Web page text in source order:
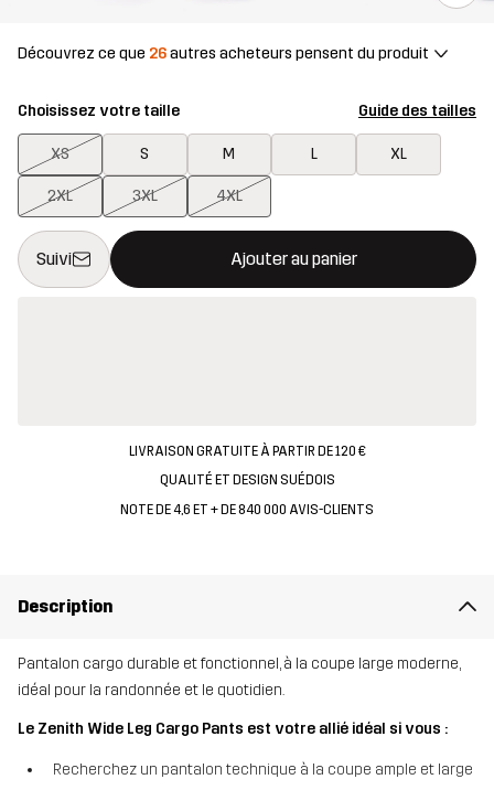
Découvrez ce que 26autres acheteurs pensent du produit
Choisissez votre taille Guide des tailles
XS S M L XL
2XL 3XL 4XL
Suivi Ajouter au panier
Ce bouton ouvrira une fenêtre modale confirmant un nouvel
{{taille}} non disponible
LIVRAISON GRATUITE À PARTIR DE 120 €
QUALITÉ ET DESIGN SUÉDOIS
NOTE DE 4,6 ET + DE 840 000 AVIS-CLIENTS
Description
Pantalon cargo durable et fonctionnel, à la coupe large moderne,
idéal pour la randonnée et le quotidien.
Le Zenith Wide Leg Cargo Pants est votre allié idéal si vous :
Recherchez un pantalon technique à la coupe ample et large